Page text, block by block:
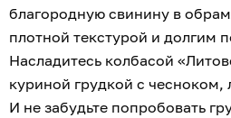
благородную свинину в
плотной текстурой и долгим
Насладитесь колбасой
куриной грудкой с
И не забудьте попробовать